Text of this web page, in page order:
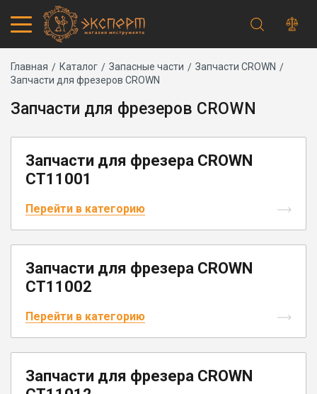
Каталог товаров
Запчасти
Проверить статус заказа
Основная
навигация
Способы оплаты
Доставка транспортной компанией
Плановое техническое обслуживание
Предпродажная подготовка
Заточка и ремонт цепей бензопил и электропил
Юрлицам
Строка
навигации
Главная Каталог Запасные части
Запчасти CROWN
Запчасти для фрезеров CROWN
Запчасти для фрезеров CROWN
Запчасти для фрезера CROWN
CT11001
Перейти в категорию
Запчасти для фрезера CROWN
CT11002
Перейти в категорию
Запчасти для фрезера CROWN